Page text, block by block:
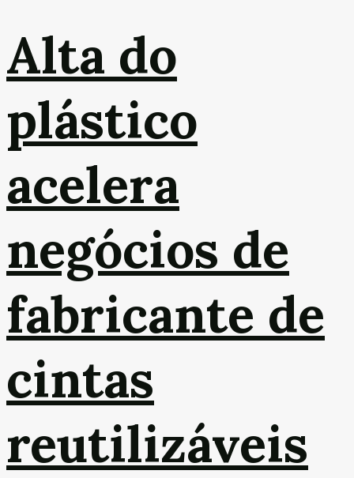
Alta do
plástico
acelera
negócios de
fabricante de
cintas
reutilizáveis